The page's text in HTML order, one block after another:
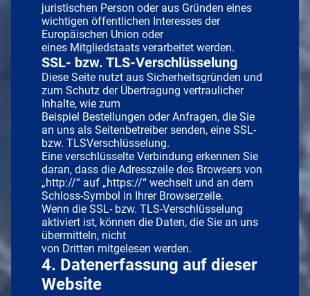
juristischen Person oder aus Gründen eines
wichtigen öffentlichen Interesses der
Europäischen Union oder
eines Mitgliedstaats verarbeitet werden.
SSL- bzw. TLS-Verschlüsselung
Diese Seite nutzt aus Sicherheitsgründen und
zum Schutz der Übertragung vertraulicher
Inhalte, wie zum
Beispiel Bestellungen oder Anfragen, die Sie
an uns als Seitenbetreiber senden, eine SSL-
bzw. TLSVerschlüsselung.
Eine verschlüsselte Verbindung erkennen Sie
daran, dass die Adresszeile des Browsers von
„http://“ auf „https://“ wechselt und an dem
Schloss-Symbol in Ihrer Browserzeile.
Wenn die SSL- bzw. TLS-Verschlüsselung
aktiviert ist, können die Daten, die Sie an uns
übermitteln, nicht
von Dritten mitgelesen werden.
4. Datenerfassung auf dieser
Website